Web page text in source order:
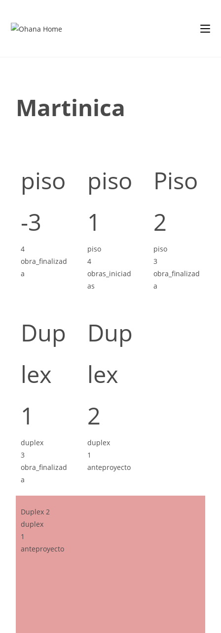
Martinica
piso
-3
4
obra_finalizad
a
piso
1
piso
4
obras_iniciad
as
Piso
2
piso
3
obra_finalizad
a
Dup
lex
1
duplex
3
obra_finalizad
a
Dup
lex
2
duplex
1
anteproyecto
Duplex 2
duplex
1
anteproyecto